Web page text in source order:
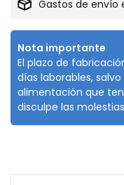
Gastos de envío
Nota importante
El plazo de
días laborables,
alimentación que
disculpe las molestias